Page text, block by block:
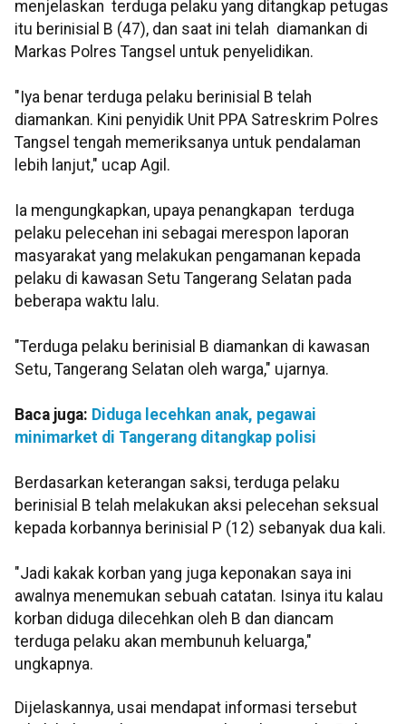
menjelaskan terduga pelaku yang ditangkap petugas
itu berinisial B (47), dan saat ini telah diamankan di
Markas Polres Tangsel untuk penyelidikan.
"Iya benar terduga pelaku berinisial B telah
diamankan. Kini penyidik Unit PPA Satreskrim Polres
Tangsel tengah memeriksanya untuk pendalaman
lebih lanjut," ucap Agil.
Ia mengungkapkan, upaya penangkapan terduga
pelaku pelecehan ini sebagai merespon laporan
masyarakat yang melakukan pengamanan kepada
pelaku di kawasan Setu Tangerang Selatan pada
beberapa waktu lalu.
"Terduga pelaku berinisial B diamankan di kawasan
Setu, Tangerang Selatan oleh warga," ujarnya.
Baca juga: Diduga lecehkan anak, pegawai
minimarket di Tangerang ditangkap polisi
Berdasarkan keterangan saksi, terduga pelaku
berinisial B telah melakukan aksi pelecehan seksual
kepada korbannya berinisial P (12) sebanyak dua kali.
"Jadi kakak korban yang juga keponakan saya ini
awalnya menemukan sebuah catatan. Isinya itu kalau
korban diduga dilecehkan oleh B dan diancam
terduga pelaku akan membunuh keluarga,"
ungkapnya.
Dijelaskannya, usai mendapat informasi tersebut